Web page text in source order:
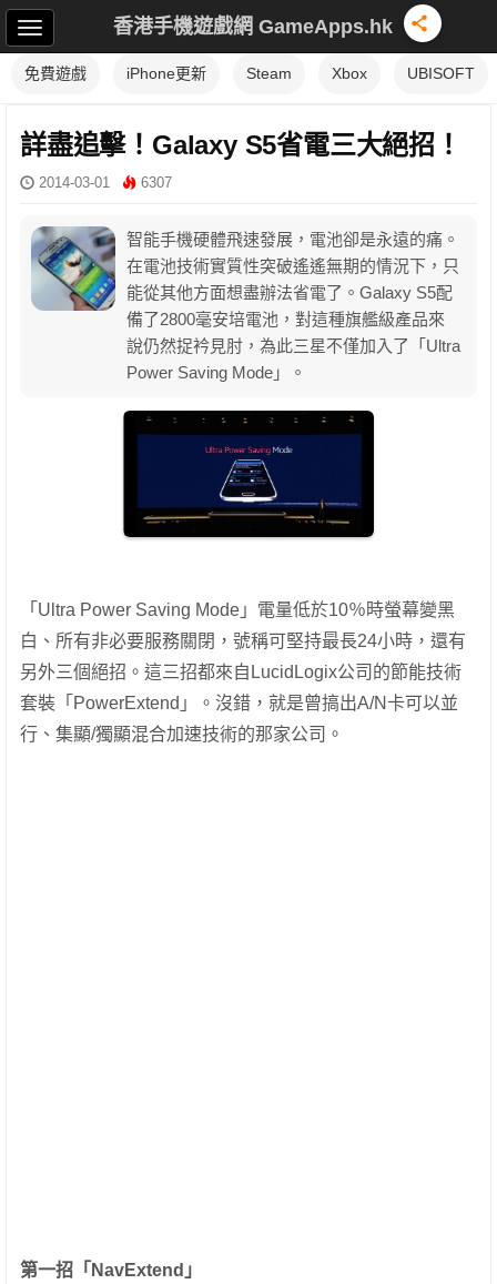
香港手機遊戲網 GameApps.hk
免費遊戲 iPhone更新 Steam Xbox UBISOFT
詳盡追擊！Galaxy S5省電三大絕招！
2014-03-01 6307
智能手機硬體飛速發展，電池卻是永遠的痛。
在電池技術實質性突破遙遙無期的情況下，只
能從其他方面想盡辦法省電了。Galaxy S5配
備了2800毫安培電池，對這種旗艦級產品來
說仍然捉衿見肘，為此三星不僅加入了「Ultra
Power Saving Mode」。
「Ultra Power Saving Mode」電量低於10％時螢幕變黑
白、所有非必要服務關閉，號稱可堅持最長24小時，還有
另外三個絕招。 這三招都來自LucidLogix公司的節能技術
套裝「PowerExtend」。沒錯，就是曾搞出A/N卡可以並
行、集顯/獨顯混合加速技術的那家公司。
第一招「NavExtend」